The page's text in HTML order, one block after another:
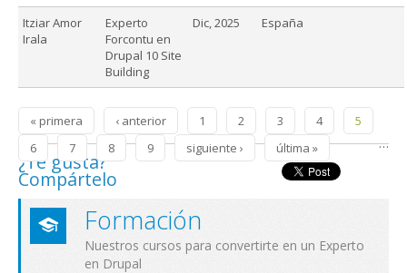
Itziar Amor
Irala
Experto
Forcontu en
Drupal 10 Site
Building
Dic, 2025 España
Páginas
« primera ‹ anterior 1 2 3 4
5
6
7 8 9 …
siguiente › última »
¿Te gusta?
Compártelo
Formación
Nuestros cursos para convertirte en un Experto
en Drupal